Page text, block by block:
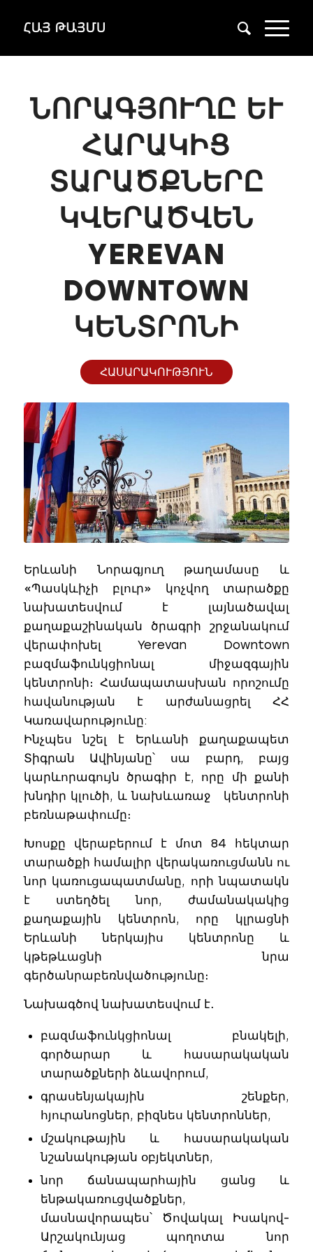
ՆՈՐԱԳՅՈՒՂԸ ԵՒ Հ
ԱՐԱԿԻՑ Տ
ԱՐԱԾՔՆԵՐԸ Կ
ՎԵՐԱԾՎԵՆ Y
EREVAN D
OWNTOWN Կ
ԵՆՏՐՈՆԻ
ՀԱՍԱՐԱԿՈՒԹՅՈՒՆ
Երևանի Նորագյուղ թաղամասը և
«Պասկևիչի բլուր» կոչվող տարածքը
նախատեսվում է լայնածավալ
քաղաքաշինական ծրագրի շրջանակում
վերափոխել Yerevan Downtown
բազմաֆունկցիոնալ միջազգային
կենտրոնի։ Համապատասխան որոշումը
հավանության է արժանացրել ՀՀ
Կառավարությունը:
Ինչպես նշել է Երևանի քաղաքապետ
Տիգրան Ավինյանը՝ սա բարդ, բայց
կարևորագույն ծրագիր է, որը մի քանի
խնդիր կլուծի, և նախևառաջ կենտրոնի
բեռնաթափումը։
Խոսքը վերաբերում է մոտ 84 հեկտար
տարածքի համալիր վերակառուցմանն ու
նոր կառուցապատմանը, որի նպատակն
է ստեղծել նոր, ժամանակակից
քաղաքային կենտրոն, որը կլրացնի
Երևանի ներկայիս կենտրոնը և
կթեթևացնի նրա
գերծանրաբեռնվածությունը։
Նախագծով նախատեսվում է․
բազմաֆունկցիոնալ բնակելի,
գործարար և հասարակական
տարածքների ձևավորում,
գրասենյակային շենքեր,
հյուրանոցներ, բիզնես կենտրոններ,
մշակութային և հասարակական
նշանակության օբյեկտներ,
նոր ճանապարհային ցանց և
ենթակառուցվածքներ,
մասնավորապես՝ Ծովակալ Իսակով-
Արշակունյաց պողոտա նոր